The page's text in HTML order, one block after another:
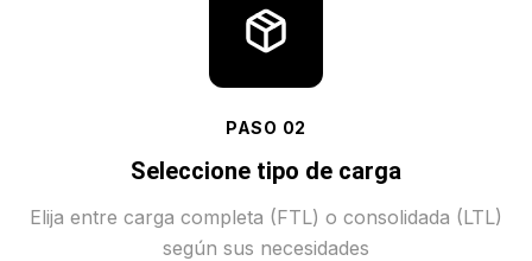
PASO 02
Seleccione tipo de carga
Elija entre carga completa (FTL) o consolidada (LTL)
según sus necesidades